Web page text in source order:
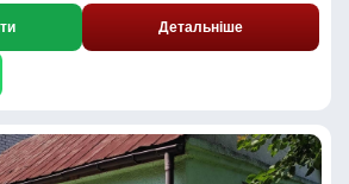
Детальніше